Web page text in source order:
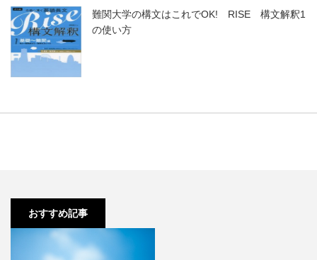
難関大学の構文はこれでOK! RISE 構文解釈1
の使い方
おすすめ記事